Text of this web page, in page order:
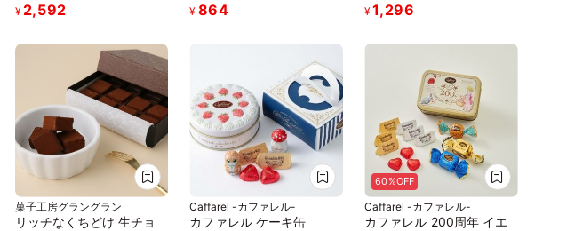
¥ 2,592 ¥ 864 ¥1,296
菓子工房グラングラン
リッチなくちどけ 生チョ
Caffarel -カファレル-
カファレル ケーキ缶
60%OFF
Caffarel -カファレル-
カファレル 200周年 イエ